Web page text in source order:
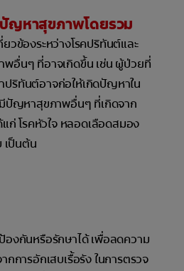
ญหาสุขภาพโดยรวม
วข้องระหว่างโรคปริทันต์และ
อื่นๆ ที่อาจเกิดขึ้น เช่น ผู้ป่วยที่
ริทันต์อาจก่อให้เกิดปัญหาใน
ปัญหาสุขภาพอื่นๆ ที่เกิดจาก
ก่ โรคหัวใจ หลอดเลือดสมอง
เป็นต้น
องกันหรือรักษาได้ เพื่อลดความ
กการอักเสบเรื้อรัง ในการตรวจ